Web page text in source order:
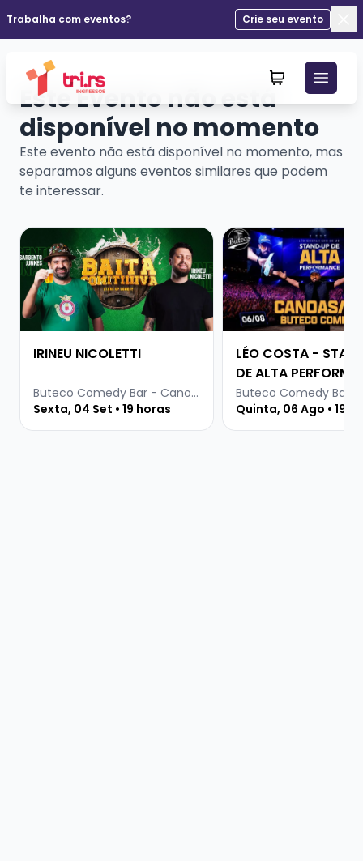
Trabalha com eventos?
Crie seu evento
Este Evento não está
disponível no momento
Este evento não está disponível no momento, mas
separamos alguns eventos similares que podem
te interessar.
Veja mais sobre IRINEU NICOLETTI
IRINEU NICOLETTI
Buteco Comedy Bar - Canoas
Sexta, 04 Set • 19 horas
Veja mais sobre LÉO
LÉO COSTA -
DE ALTA
Quinta, 06 Ago • 19